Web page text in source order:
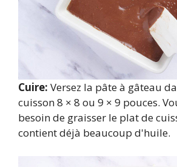
Cuire: Versez la pâte à gâteau
cuisson 8 × 8 ou 9 × 9 pouces.
besoin de graisser le plat de
contient déjà beaucoup d'huile.